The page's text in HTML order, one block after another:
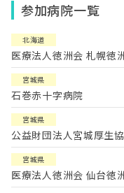
参加病院一覧
北海道
医療法人徳洲会 札幌徳
宮城県
石巻赤十字病院
宮城県
公益財団法人宮城厚生
宮城県
医療法人徳洲会 仙台徳